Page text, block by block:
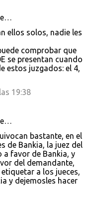
ellos solos, nadie les
comprobar que
se presentan cuando
estos juzgados: el 4,
19:38
bastante, en el
de Bankia, la juez del
a favor de Bankia, y
del demandante,
a los jueces,
y dejemosles hacer